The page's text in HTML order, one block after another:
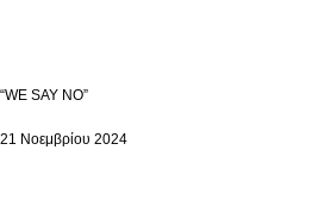
“WE SAY NO”
21 Νοεμβρίου 2024